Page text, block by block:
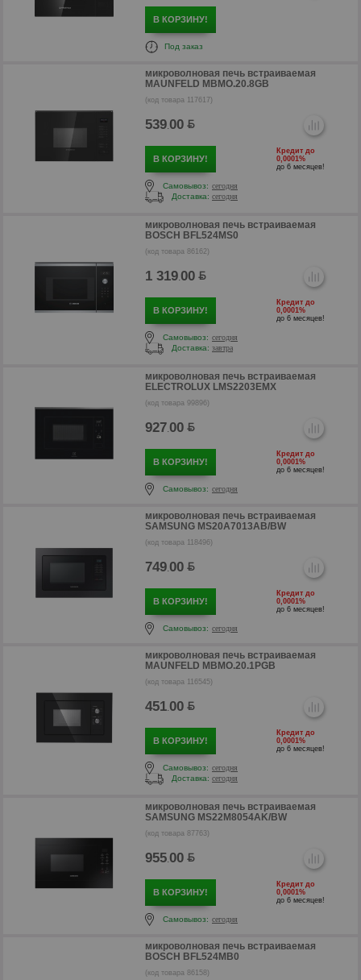
В КОРЗИНУ!
Под заказ
микроволновая печь встраиваемая
MAUNFELD MBMO.20.8GB
(код товара 117617)
539.00
В КОРЗИНУ!
Кредит до
0,0001%
до 6 месяцев!
Самовывоз: сегодня
Доставка: сегодня
микроволновая печь встраиваемая
BOSCH BFL524MS0
(код товара 86162)
1 319.00
В КОРЗИНУ!
Кредит до
0,0001%
до 6 месяцев!
Самовывоз: сегодня
Доставка: завтра
микроволновая печь встраиваемая
ELECTROLUX LMS2203EMX
(код товара 99896)
927.00
В КОРЗИНУ!
Кредит до
0,0001%
до 6 месяцев!
Самовывоз: сегодня
микроволновая печь встраиваемая
SAMSUNG MS20A7013AB/BW
(код товара 118496)
749.00
В КОРЗИНУ!
Кредит до
0,0001%
до 6 месяцев!
Самовывоз: сегодня
микроволновая печь встраиваемая
MAUNFELD MBMO.20.1PGB
(код товара 116545)
451.00
В КОРЗИНУ!
Кредит до
0,0001%
до 6 месяцев!
Самовывоз: сегодня
Доставка: сегодня
микроволновая печь встраиваемая
SAMSUNG MS22M8054AK/BW
(код товара 87763)
955.00
В КОРЗИНУ!
Кредит до
0,0001%
до 6 месяцев!
Самовывоз: сегодня
микроволновая печь встраиваемая
BOSCH BFL524MB0
(код товара 86158)